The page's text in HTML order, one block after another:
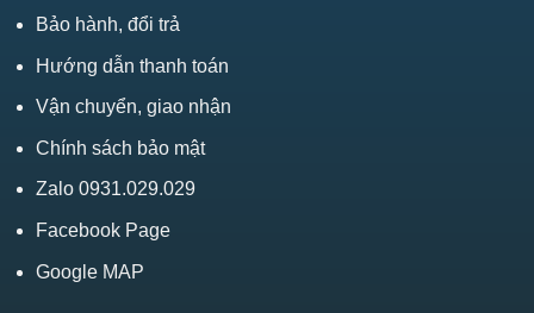
Bảo hành, đổi trả
Hướng dẫn thanh toán
Vận chuyển, giao nhận
Chính sách bảo mật
Zalo 0931.029.029
Facebook Page
Google MAP